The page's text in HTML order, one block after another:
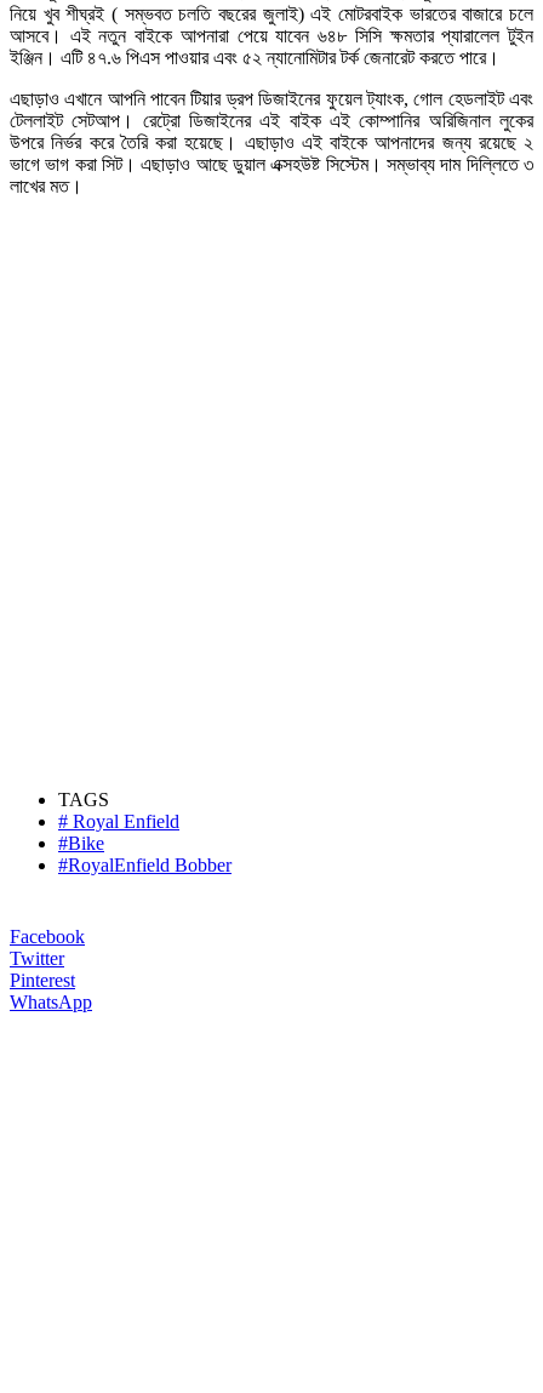
নিয়ে খুব শীঘ্রই ( সম্ভবত চলতি বছরের জুলাই) এই মোটরবাইক ভারতের বাজারে চলে
আসবে। এই নতুন বাইকে আপনারা পেয়ে যাবেন ৬৪৮ সিসি ক্ষমতার প্যারালেল টুইন
ইঞ্জিন। এটি ৪৭.৬ পিএস পাওয়ার এবং ৫২ ন্যানোমিটার টর্ক জেনারেট করতে পারে।
এছাড়াও এখানে আপনি পাবেন টিয়ার ড্রপ ডিজাইনের ফুয়েল ট্যাংক, গোল হেডলাইট এবং
টেললাইট সেটআপ। রেট্রো ডিজাইনের এই বাইক এই কোম্পানির অরিজিনাল লুকের
উপরে নির্ভর করে তৈরি করা হয়েছে। এছাড়াও এই বাইকে আপনাদের জন্য রয়েছে ২
ভাগে ভাগ করা সিট। এছাড়াও আছে ডুয়াল এক্সহউষ্ট সিস্টেম। সম্ভাব্য দাম দিল্লিতে ৩
লাখের মত।
TAGS
# Royal Enfield
#Bike
#RoyalEnfield Bobber
Facebook
Twitter
Pinterest
WhatsApp